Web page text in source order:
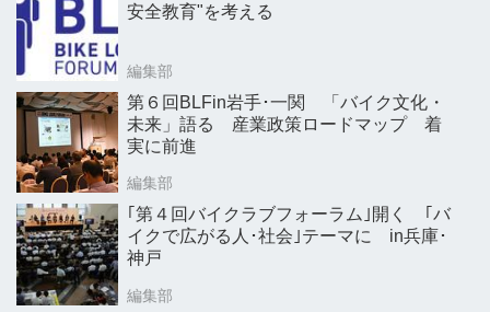
安全教育"を考える
編集部
第６回BLFin岩手･一関 「バイク文化・
未来」語る 産業政策ロードマップ 着
実に前進
編集部
｢第４回バイクラブフォーラム｣開く ｢バ
イクで広がる人･社会｣テーマに in兵庫･
神戸
編集部